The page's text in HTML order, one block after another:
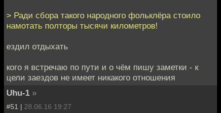
> Ради сбора такого народного фольклёра стоило
намотать полторы тысячи километров!
ездил отдыхать
кого я встречаю по пути и о чём пишу заметки - к
цели заездов не имеет никакого отношения
Uhu-1 »
#51 | 28.06.16 19:27